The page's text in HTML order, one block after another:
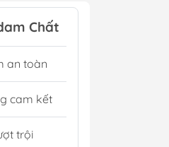
Chất
an toàn
cam kết
trội